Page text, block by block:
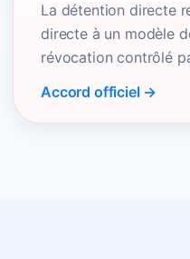
La détention directe
directe à un modèle
révocation contrôlé
Accord officiel →